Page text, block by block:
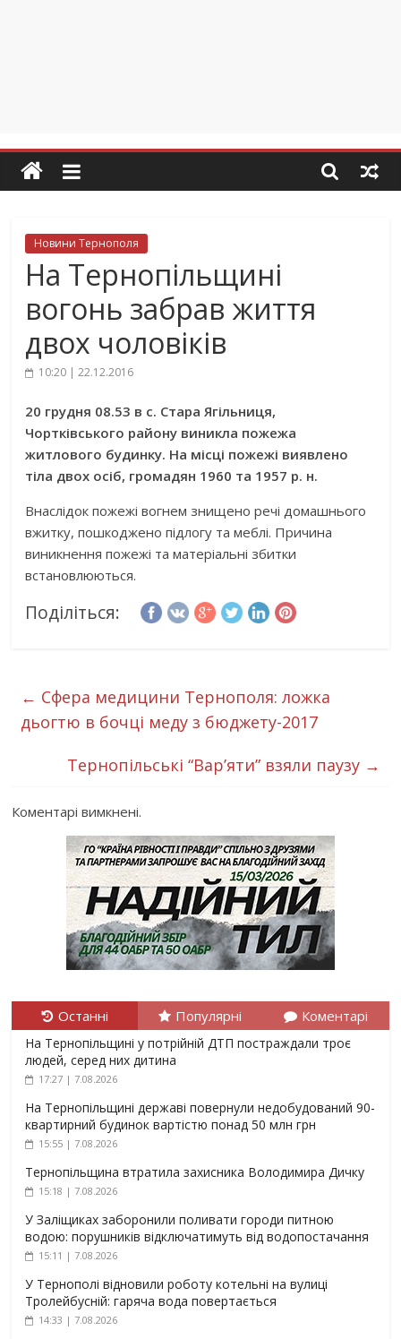
Новини Тернополя
На Тернопільщині
вогонь забрав життя
двох чоловіків
10:20 | 22.12.2016
20 грудня 08.53 в с. Стара Ягільниця,
Чортківського району виникла пожежа
житлового будинку. На місці пожежі виявлено
тіла двох осіб, громадян 1960 та 1957 р. н.
Внаслідок пожежі вогнем знищено речі домашнього
вжитку, пошкоджено підлогу та меблі. Причина
виникнення пожежі та матеріальні збитки
встановлюються.
Поділіться:
← Сфера медицини Тернополя: ложка
дьогтю в бочці меду з бюджету-2017
Тернопільські “Вар’яти” взяли паузу →
Коментарі вимкнені.
Останні Популярні Коментарі
На Тернопільщині у потрійній ДТП постраждали троє
людей, серед них дитина
17:27 | 7.08.2026
На Тернопільщині державі повернули недобудований 90-
квартирний будинок вартістю понад 50 млн грн
15:55 | 7.08.2026
Тернопільщина втратила захисника Володимира Дичку
15:18 | 7.08.2026
У Заліщиках заборонили поливати городи питною
водою: порушників відключатимуть від водопостачання
15:11 | 7.08.2026
У Тернополі відновили роботу котельні на вулиці
Тролейбусній: гаряча вода повертається
14:33 | 7.08.2026